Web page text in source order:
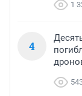
1
4